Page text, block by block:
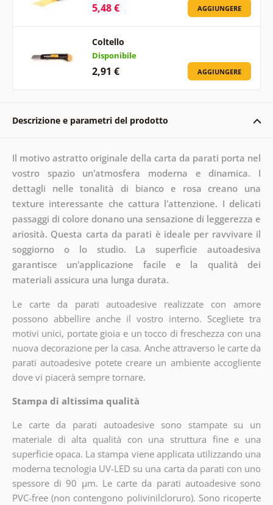
5,48 € AGGIUNGERE
Coltello
Disponibile
2,91 € AGGIUNGERE
Descrizione e parametri del prodotto
Il motivo astratto originale della carta da parati porta nel
vostro spazio un'atmosfera moderna e dinamica. I
dettagli nelle tonalità di bianco e rosa creano una
texture interessante che cattura l'attenzione. I delicati
passaggi di colore donano una sensazione di leggerezza e
ariosità. Questa carta da parati è ideale per ravvivare il
soggiorno o lo studio. La superficie autoadesiva
garantisce un'applicazione facile e la qualità dei
materiali assicura una lunga durata.
Le carte da parati autoadesive realizzate con amore
possono abbellire anche il vostro interno. Scegliete tra
motivi unici, portate gioia e un tocco di freschezza con una
nuova decorazione per la casa. Anche attraverso le carte da
parati autoadesive potete creare un ambiente accogliente
dove vi piacerà sempre tornare.
Stampa di altissima qualità
Le carte da parati autoadesive sono stampate su un
materiale di alta qualità con una struttura fine e una
superficie opaca. La stampa viene applicata utilizzando una
moderna tecnologia UV-LED su una carta da parati con uno
spessore di 90 µm. Le carte da parati autoadesive sono
PVC-free (non contengono polivinilcloruro). Sono ricoperte